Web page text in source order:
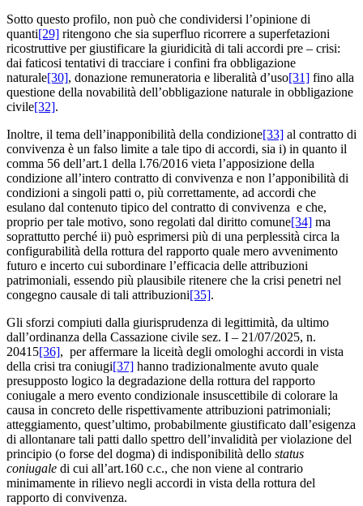
Sotto questo profilo, non può che condividersi l’opinione di
quanti[29] ritengono che sia superfluo ricorrere a superfetazioni
ricostruttive per giustificare la giuridicità di tali accordi pre – crisi:
dai faticosi tentativi di tracciare i confini fra obbligazione
naturale[30], donazione remuneratoria e liberalità d’uso[31] fino alla
questione della novabilità dell’obbligazione naturale in obbligazione
civile[32].
Inoltre, il tema dell’inapponibilità della condizione[33] al contratto di
convivenza è un falso limite a tale tipo di accordi, sia i) in quanto il
comma 56 dell’art.1 della l.76/2016 vieta l’apposizione della
condizione all’intero contratto di convivenza e non l’apponibilità di
condizioni a singoli patti o, più correttamente, ad accordi che
esulano dal contenuto tipico del contratto di convivenza e che,
proprio per tale motivo, sono regolati dal diritto comune[34] ma
soprattutto perché ii) può esprimersi più di una perplessità circa la
configurabilità della rottura del rapporto quale mero avvenimento
futuro e incerto cui subordinare l’efficacia delle attribuzioni
patrimoniali, essendo più plausibile ritenere che la crisi penetri nel
congegno causale di tali attribuzioni[35].
Gli sforzi compiuti dalla giurisprudenza di legittimità, da ultimo
dall’ordinanza della Cassazione civile sez. I – 21/07/2025, n.
20415[36], per affermare la liceità degli omologhi accordi in vista
della crisi tra coniugi[37] hanno tradizionalmente avuto quale
presupposto logico la degradazione della rottura del rapporto
coniugale a mero evento condizionale insuscettibile di colorare la
causa in concreto delle rispettivamente attribuzioni patrimoniali;
atteggiamento, quest’ultimo, probabilmente giustificato dall’esigenza
di allontanare tali patti dallo spettro dell’invalidità per violazione del
principio (o forse del dogma) di indisponibilità dello status
coniugale di cui all’art.160 c.c., che non viene al contrario
minimamente in rilievo negli accordi in vista della rottura del
rapporto di convivenza.